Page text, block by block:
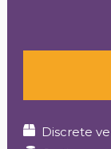
Discrete